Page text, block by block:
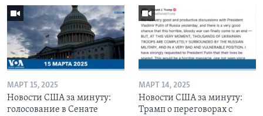
МАРТ 15, 2025
Новости США за минуту:
голосование в Сенате
МАРТ 14, 2025
Новости США за минуту:
Трамп о переговорах с